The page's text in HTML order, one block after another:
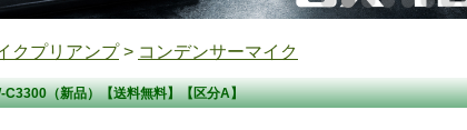
クプリアンプ> コンデンサーマイク
（新品）【送料無料】【区分A】